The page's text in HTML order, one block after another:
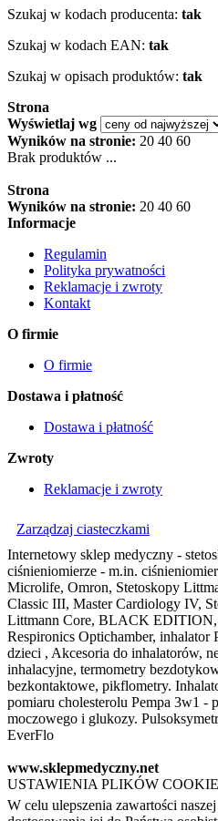
Szukaj w kodach producenta: tak
Szukaj w kodach EAN: tak
Szukaj w opisach produktów: tak
Strona
Wyświetlaj wg
Wyników na stronie: 20 40 60
Brak produktów ...
Strona
Wyników na stronie: 20 40 60
Informacje
Regulamin
Polityka prywatności
Reklamacje i zwroty
Kontakt
O firmie
O firmie
Dostawa i płatność
Dostawa i płatność
Zwroty
Reklamacje i zwroty
Zarządzaj ciasteczkami
Internetowy sklep medyczny -
ciśnieniomierze - m.in.
Microlife, Omron, Stetoskopy
Classic III, Master Cardiology IV,
Littmann Core, BLACK EDITION,
Respironics Optichamber, inhalator
dzieci , Akcesoria do inhalatorów,
inhalacyjne, termometry
bezkontaktowe, pikflometry.
pomiaru cholesterolu Pempa 3w1 -
moczowego i glukozy.
EverFlo
www.sklepmedyczny.net
USTAWIENIA PLIKÓW
W celu ulepszenia zawartości